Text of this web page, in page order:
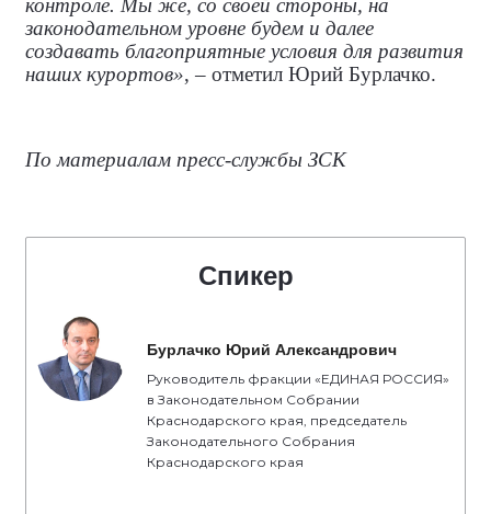
законодательном уровне будем и далее
создавать благоприятные условия для развития
наших курортов», – отметил Юрий Бурлачко.
По материалам пресс-службы ЗСК
Спикер
Бурлачко Юрий Александрович
Руководитель фракции «ЕДИНАЯ РОССИЯ»
в Законодательном Собрании
Краснодарского края, председатель
Законодательного Собрания
Краснодарского края